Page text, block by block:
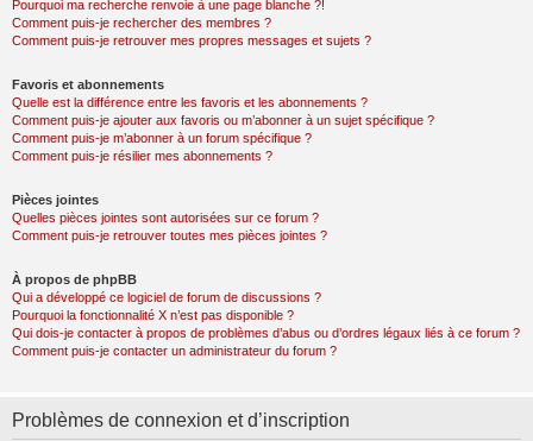
Pourquoi ma recherche renvoie à une page blanche ?!
Comment puis-je rechercher des membres ?
Comment puis-je retrouver mes propres messages et sujets ?
Favoris et abonnements
Quelle est la différence entre les favoris et les abonnements ?
Comment puis-je ajouter aux favoris ou m’abonner à un sujet spécifique ?
Comment puis-je m’abonner à un forum spécifique ?
Comment puis-je résilier mes abonnements ?
Pièces jointes
Quelles pièces jointes sont autorisées sur ce forum ?
Comment puis-je retrouver toutes mes pièces jointes ?
À propos de phpBB
Qui a développé ce logiciel de forum de discussions ?
Pourquoi la fonctionnalité X n’est pas disponible ?
Qui dois-je contacter à propos de problèmes d’abus ou d’ordres légaux liés à ce forum ?
Comment puis-je contacter un administrateur du forum ?
Problèmes de connexion et d’inscription